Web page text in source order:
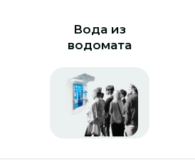
Вода из
водомата